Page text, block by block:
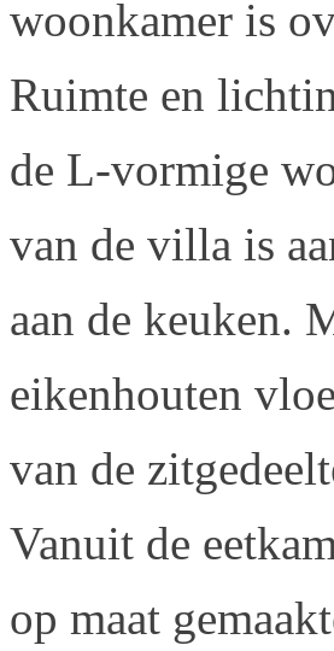
woonkamer is
Ruimte en
de L-vormige
van de villa is
aan de keuken.
eikenhouten
van de
Vanuit de
op maat